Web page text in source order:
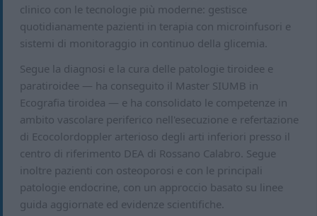
clinico con le tecnologie più moderne: gestisce
quotidianamente pazienti in terapia con microinfusori e
sistemi di monitoraggio in continuo della glicemia.
Segue la diagnosi e la cura delle patologie tiroidee e
paratiroidee — ha conseguito il Master SIUMB in
Ecografia tiroidea — e ha consolidato le competenze in
ambito vascolare periferico nell'esecuzione e refertazione
di Ecocolordoppler arterioso degli arti inferiori presso il
centro di riferimento DEA di Rossano Calabro. Segue
inoltre pazienti con osteoporosi e con le principali
patologie endocrine, con un approccio basato su linee
guida aggiornate ed evidenze scientifiche.